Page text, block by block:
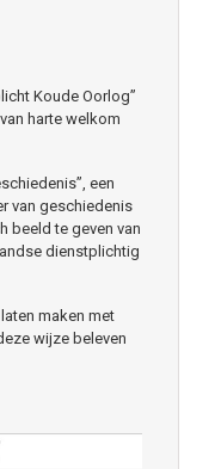
Koude Oorlog”
harte welkom
een
van geschiedenis
beeld te geven van
dienstplichtig
maken met
wijze beleven